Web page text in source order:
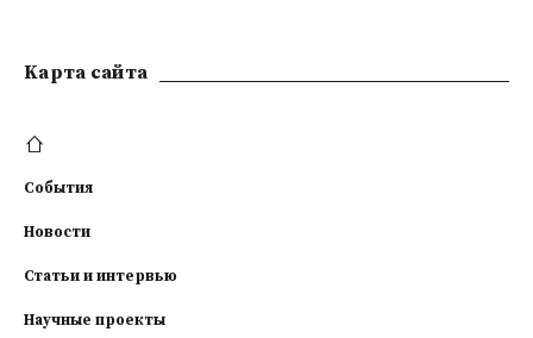
Kарта сайта
События
Новости
Статьи и интервью
Научные проекты